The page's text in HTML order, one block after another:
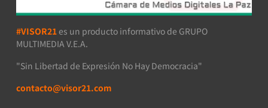
#VISOR21 es un producto informativo de GRUPO
MULTIMEDIA V.E.A.
"Sin Libertad de Expresión No Hay Democracia"
contacto@visor21.com